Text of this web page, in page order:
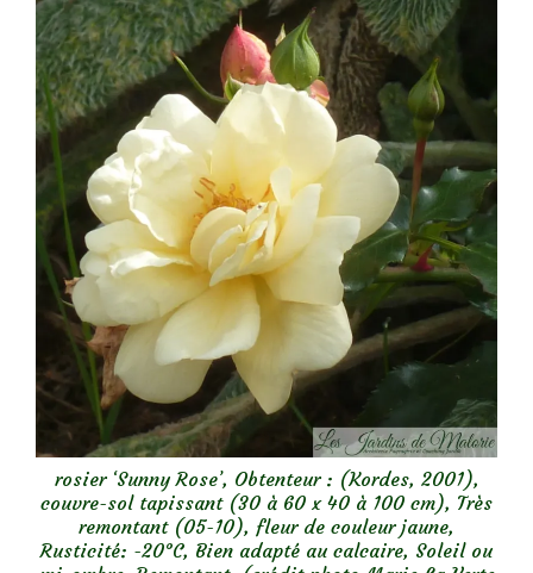
rosier ‘Sunny Rose’, Obtenteur : (Kordes, 2001),
couvre-sol tapissant (30 à 60 x 40 à 100 cm), Très
remontant (05-10), fleur de couleur jaune,
Rusticité: -20°C, Bien adapté au calcaire, Soleil ou